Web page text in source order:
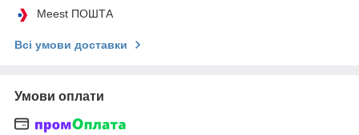
Meest ПОШТА
Всі умови доставки
Умови оплати